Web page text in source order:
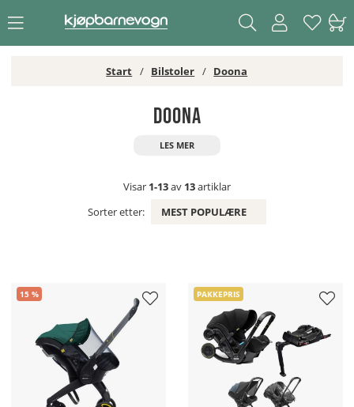
Start Bilstoler Doona
Doona
Visar 1-13av 13artiklar
Sorter etter:
MEST POPULÆRE
15 PAKKEPRIS